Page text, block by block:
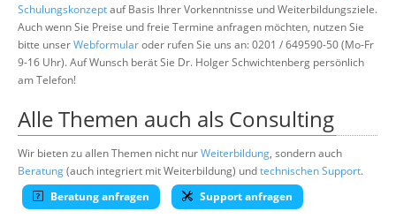
Schulungskonzeptauf Basis Ihrer Vorkenntnisse und Weiterbildungsziele.
Auch wenn Sie Preise und freie Termine anfragen möchten, nutzen Sie
bitte unserWebformularoder rufen Sie uns an: 0201 / 649590-50 (Mo-Fr
9-16 Uhr). Auf Wunsch berät Sie Dr. Holger Schwichtenberg persönlich
am Telefon!
Alle Themen auch als Consulting
Wir bieten zu allen Themen nicht nurWeiterbildung, sondern auch
Beratung(auch integriert mit Weiterbildung) undtechnischen Support.
Beratung anfragen
Support anfragen